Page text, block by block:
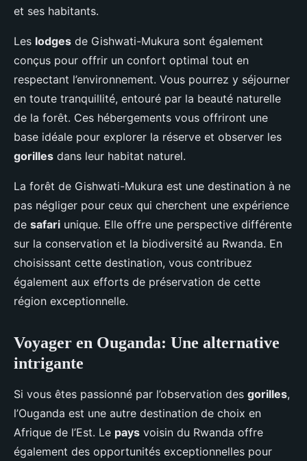
et ses habitants.
Les lodges de Gishwati-Mukura sont également
conçus pour offrir un confort optimal tout en
respectant l’environnement. Vous pourrez y séjourner
en toute tranquillité, entouré par la beauté naturelle
de la forêt. Ces hébergements vous offriront une
base idéale pour explorer la réserve et observer les
gorilles dans leur habitat naturel.
La forêt de Gishwati-Mukura est une destination à ne
pas négliger pour ceux qui cherchent une expérience
de safari unique. Elle offre une perspective différente
sur la conservation et la biodiversité au Rwanda. En
choisissant cette destination, vous contribuez
également aux efforts de préservation de cette
région exceptionnelle.
Voyager en Ouganda: Une alternative
intrigante
Si vous êtes passionné par l’observation des gorilles,
l’Ouganda est une autre destination de choix en
Afrique de l’Est. Le pays voisin du Rwanda offre
également des opportunités exceptionnelles pour